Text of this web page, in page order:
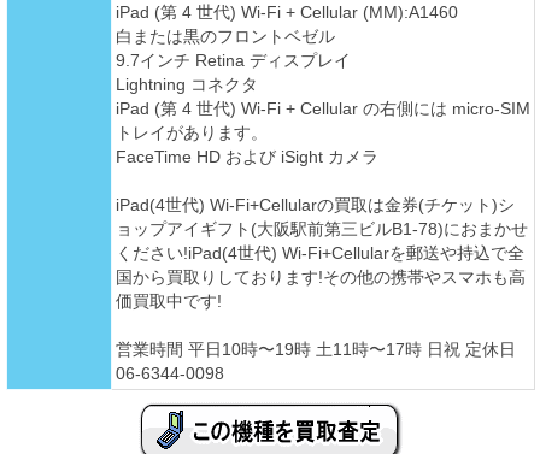
iPad (第 4 世代) Wi-Fi + Cellular (MM):A1460
白または黒のフロントベゼル
9.7インチ Retina ディスプレイ
Lightning コネクタ
iPad (第 4 世代) Wi-Fi + Cellular の右側には micro-SIM
トレイがあります。
FaceTime HD および iSight カメラ
iPad(4世代) Wi-Fi+Cellularの買取は金券(チケット)シ
ョップアイギフト(大阪駅前第三ビルB1-78)におまかせ
ください!iPad(4世代) Wi-Fi+Cellularを郵送や持込で全
国から買取りしております!その他の携帯やスマホも高
価買取中です!
営業時間 平日10時〜19時 土11時〜17時 日祝 定休日
06-6344-0098